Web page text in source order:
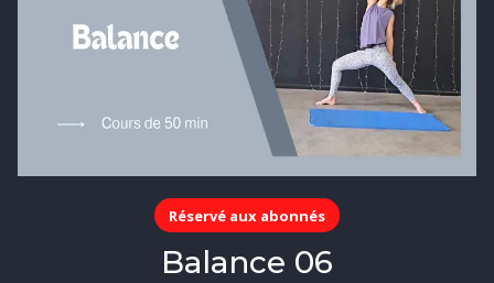
Réservé aux abonnés
Balance 06